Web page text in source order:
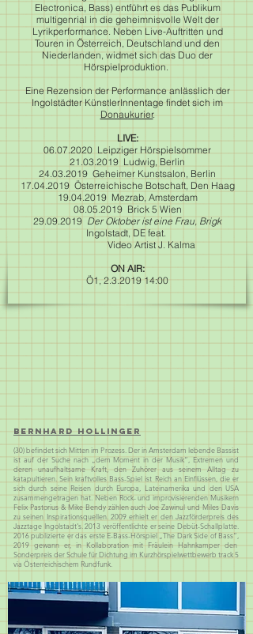
Electronica, Bass) entführt es das Publikum
multigenrial in die geheimnisvolle Welt der
Lyrikperformance. Neben Live-Auftritten und
Touren in Österreich, Deutschland und den
Niederlanden, widmet sich das Duo der
Hörspielproduktion.
Eine Rezension der Performance anlässlich der
Ingolstädter KünstlerInnentage findet sich im
Donaukurier.
LIVE:
06.07.2020 Leipziger Hörspielsommer
21.03.2019 Ludwig, Berlin
24.03.2019 Geheimer Kunstsalon, Berlin
17.04.2019Österreichische Botschaft, Den Haag
19.04.2019Mezrab, Amsterdam
08.05.2019Brick 5 Wien
29.09.2019 Der Oktober ist eine Frau, Brigk
Ingolstadt, DE feat.
Video Artist J. Kalma
ON AIR:
Ö1, 2.3.2019 14:00
Bernhard Hollinger
(30) befindet sich Mitten im Prozess. Der in Amsterdam lebende Bassist
ist auf der Suche nach „dem Moment in der Musik“, Extremen und
deren unaufhaltsame Kraft, den Zuhörer aus seinem Alltag zu
katapultieren. Sein kraftvolles Bass-Spiel ist Reich an Einflüssen, die er
sich durch seine Reisen durch Europa, Lateinamerika und den USA
zusammengetragen hat. Neben Rock- und improvisierenden Musikern
Felix Pastorius & Mike Bendy zählen auch Joe Zawinul und Miles Davis
zu seinen Inspirationsquellen. 2009 erhielt er den Jazzförderpreis des
Jazztage Ingolstadt's. 2013 veröffentlichte er seine Debüt-Schallplatte.
2016 publizierte er das erste E-Bass-Hörspiel „The Dark Side of Bass“,
2019 gewann er, in Kollaboration mit Fräulein Hahnkamper den
Sonderpreis der Schule für Dichtung im Kurzhörspielwettbewerb track 5
via Österreichischem Rundfunk.